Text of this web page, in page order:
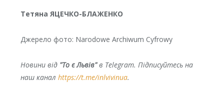
Тетяна ЯЦЕЧКО-БЛАЖЕНКО
Джерело фото: Narodowe Archiwum Cyfrowy
Новини від "То є Львів"в Telegram. Підписуйтесь на
наш канал https://t.me/inlvivinua.